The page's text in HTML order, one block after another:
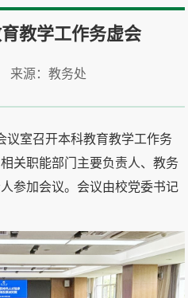
教学工作务虚会
来源：教务处
议室召开本科教育教学工作务
关职能部门主要负责人、教务
参加会议。会议由校党委书记